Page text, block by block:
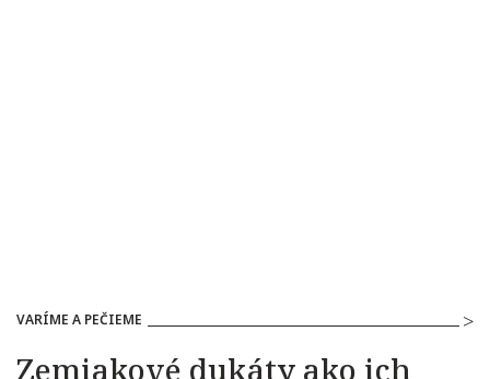
VARÍME A PEČIEME